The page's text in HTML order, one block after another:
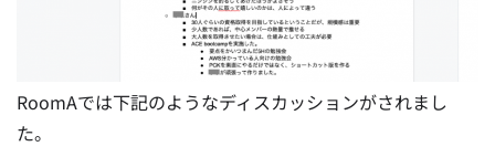
RoomAでは下記のようなディスカッションがされまし
た。